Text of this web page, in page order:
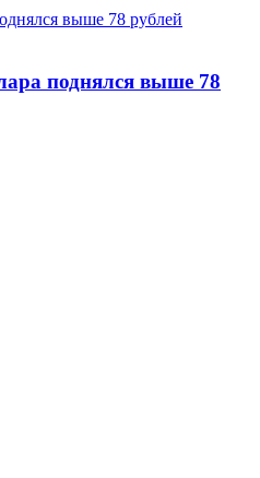
выше 78 рублей
поднялся выше 78